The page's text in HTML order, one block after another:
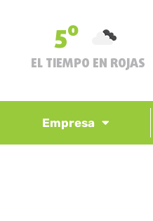
5º
EL TIEMPO EN ROJAS
Empresa